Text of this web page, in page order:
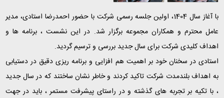
با آغاز سال 1404، اولین جلسه رسمی شرکت با حضور احمدرضا استادی، مدیر
عامل محترم و همکاران مجموعه برگزار شد. در این نشست ، برنامه ها و
اهداف کلیدی شرکت برای سال جدید بررسی و ترسیم گردید.
استادی در سخنان خود بر اهمیت هم افزایی و برنامه ریزی دقیق در دستیابی
به اهداف بلندمدت شرکت تاکید کردند و خاطر نشان ساختند که در سال جدید
، با تکیه بر تجربه های گذشته و در راستای پیشرفت مستمر ، باید در جهت